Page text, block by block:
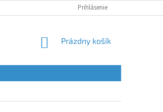
Prihlásenie
NÁKUPNÝ
Prázdny košík